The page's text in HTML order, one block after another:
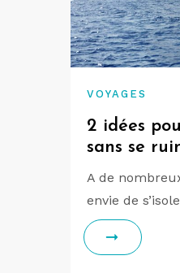
VOYAGES
2 idées
sans se
A de
envie de